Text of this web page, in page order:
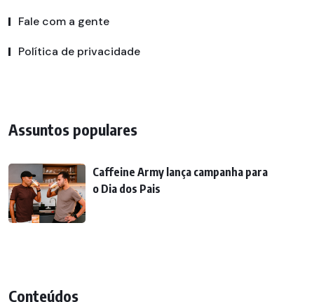
Fale com a gente
Política de privacidade
Assuntos populares
Caffeine Army lança campanha para
o Dia dos Pais
Conteúdos